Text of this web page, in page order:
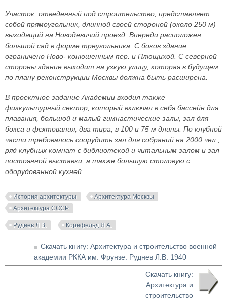
Участок, отведенный под строительство, представляет
собой прямоугольник, длинной своей стороной (около 250 м)
выходящий на Новодевичий проезд. Впереди расположен
большой сад в форме треугольника. С боков здание
ограничено Ново- конюшенным пер. и Плющихой. С северной
стороны здание выходит на узкую улицу, которая в будущем
по плану реконструкции Москвы должна быть расширена.
В проектное задание Академии входил также
физкультурный сектор, который включал в себя бассейн для
плавания, большой и малый гимнастические залы, зал для
бокса и фехтования, два тира, в 100 и 75 м длины. По клубной
части требовалось соорудить зал для собраний на 2000 чел.,
ряд клубных комнат с библиотекой и читальным залом и зал
постоянной выставки, а также большую столовую с
оборудованной кухней....
История архитектуры
Архитектура Москвы
Архитектура СССР
Руднев Л.В. Корнфельд Я.А.
Скачать книгу: Архитектура и строительство военной
академии РККА им. Фрунзе. Руднев Л.В. 1940
Скачать книгу:
Архитектура и
строительство